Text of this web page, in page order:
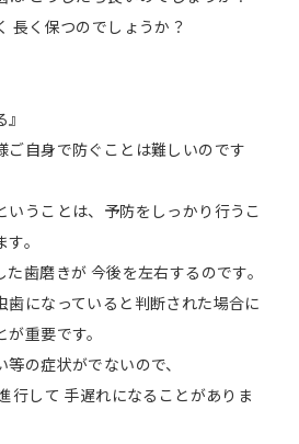
長く保つのでしょうか？
ご自身で防ぐことは難しいのです
いうことは、予防をしっかり行うこ
。
歯磨きが 今後を左右するのです。
歯になっていると判断された場合に
重要です。
の症状がでないので、
行して 手遅れになることがありま